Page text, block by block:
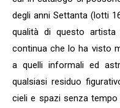
degli anni Settanta (lotti
qualità di questo artista
continua che lo ha visto
a quelli informali ed
qualsiasi residuo
cieli e spazi senza